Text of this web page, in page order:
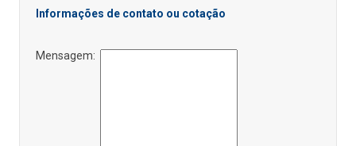
Informações de contato ou cotação
Mensagem: